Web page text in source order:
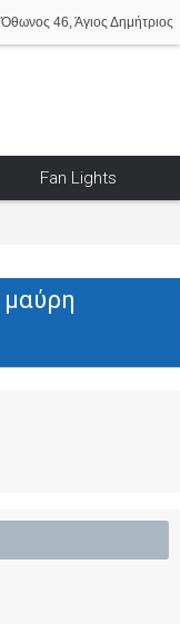
Όθωνος 46, Άγιος Δημήτριος
Fan Lights
μαύρη